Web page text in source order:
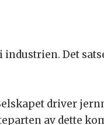
Det
driver
av dette